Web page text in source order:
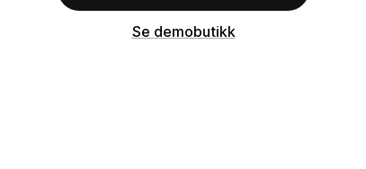
Se demobutikk